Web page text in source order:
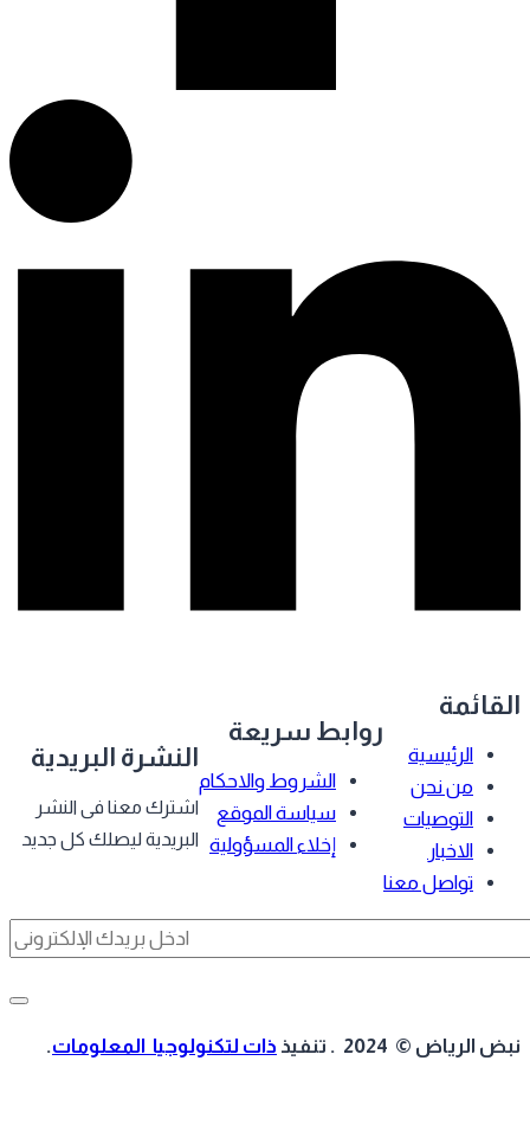
الرئيسية
من نحن
التوصيات
الاخبار
تواصل معنا
روابط سريعة
الشروط والاحكام
سياسة الموقع
إخلاء المسؤولية
النشرة البريدية
اشترك معنا فى النشر
البريدية ليصلك كل جديد
الرياض © 2024 . تنفيذ ذات لتكنولوجيا المعلومات.